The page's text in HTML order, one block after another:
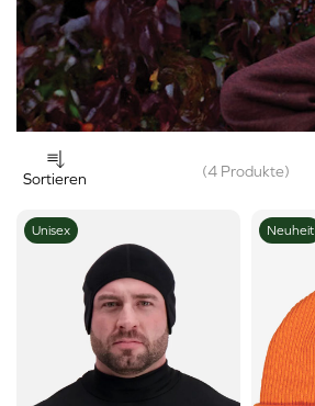
Sortieren (4 Produkte)
Unisex Neuheit